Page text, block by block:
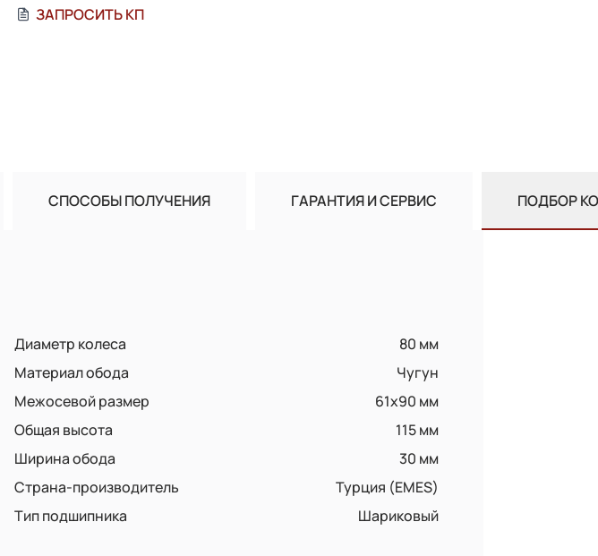
ЗАПРОСИТЬ КП
СПОСОБЫ ПОЛУЧЕНИЯ ГАРАНТИЯ И СЕРВИС ПОДБОР
Диаметр колеса
80 мм
Материал обода
Чугун
Межосевой размер
61x90 мм
Общая высота
115 мм
Ширина обода
30 мм
Страна-производитель
Турция (EMES)
Тип подшипника
Шариковый